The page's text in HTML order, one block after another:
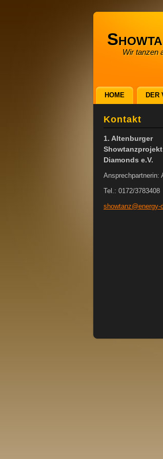
Wir tanzen
Kontakt
1. Altenburger
Diamonds e.V.
Ansprechpartnerin:
Tel.: 0172/3783408
showtanz@energy-
HOME DER